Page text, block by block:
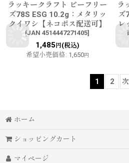
ラッキークラフト ビーフリー
ズ78S ESG 10.2g：メタリッ
クイワシ【ネコポス配送可】
[JAN 4514447271405]
1,485 円(税込)
希望小売価格: 1,650円
ラ
ズ
レ
1 2 次
ホーム
ショッピングカート
マイページ